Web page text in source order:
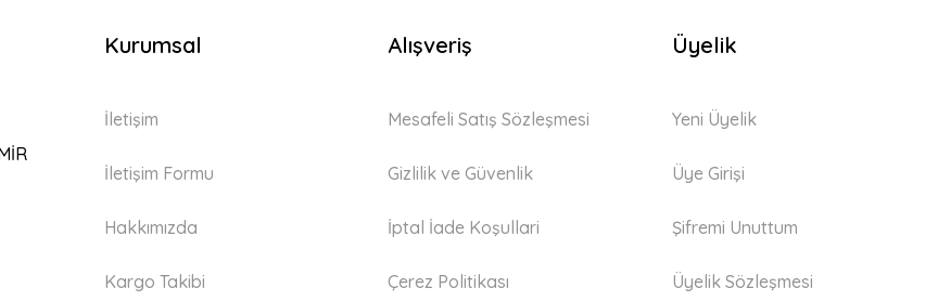
Kurumsal
İletişim
İletişim Formu
Hakkımızda
Kargo Takibi
Alışveriş
Mesafeli Satış Sözleşmesi
Gizlilik ve Güvenlik
İptal İade Koşullari
Çerez Politikası
Üyelik
Yeni Üyelik
Üye Girişi
Şifremi Unuttum
Üyelik Sözleşmesi